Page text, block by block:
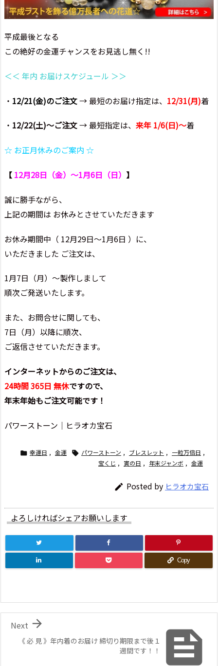
平成最後となる
この絶好の金運チャンスをお見逃し無く!!
＜＜ 年内 お届けスケジュール ＞＞
・ 12/21(金)のご注文→ 最短のお届け指定は、 12/31(月)着
・ 12/22(土)～ご注文→ 最短指定は、 来年 1/6(日)～着
☆ お正月休みのご案内 ☆
【 12月28日（金）～1月6日（日） 】
誠に勝手ながら、
上記の期間は お休みとさせていただきます
お休み期間中（ 12月29日～1月6日 ）に、
いただきました ご注文は、
1月7日（月）～製作しまして
順次ご発送いたします。
また、お問合せに関しても、
7日（月）以降に順次、
ご返信させていただきます。
インターネットからのご注文は、
24時間 365日 無休ですので、
年末年始もご注文可能です！
パワーストーン｜ヒラオカ宝石
 幸運日 , 金運  パワーストーン , ブレスレット , 一粒万倍日 ,
宝くじ , 寅の日 , 年末ジャンボ , 金運
 Posted by ヒラオカ宝石
よろしければシェアお願いします
Copy

《 必 見 》年内着のお届け 締切り期限まで後１
週間です！！

Next